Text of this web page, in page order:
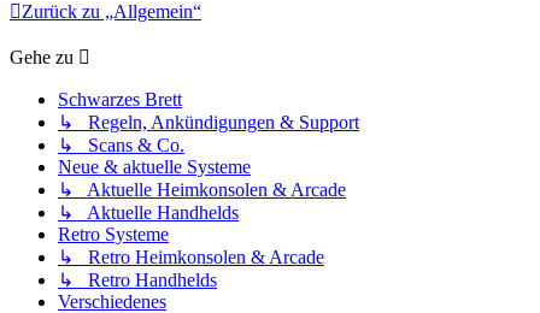
Zurück zu „Allgemein“
Gehe zu
Schwarzes Brett
↳ Regeln, Ankündigungen & Support
↳ Scans & Co.
Neue & aktuelle Systeme
↳ Aktuelle Heimkonsolen & Arcade
↳ Aktuelle Handhelds
Retro Systeme
↳ Retro Heimkonsolen & Arcade
↳ Retro Handhelds
Verschiedenes